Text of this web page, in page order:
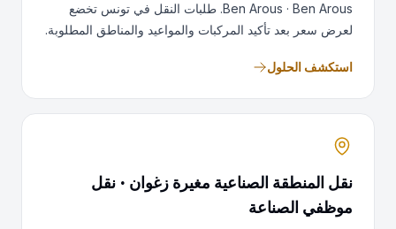
Ben Arous · Ben Arous. طلبات النقل في تونس تخضع
لعرض سعر بعد تأكيد المركبات والمواعيد والمناطق المطلوبة.
استكشف الحلول
نقل المنطقة الصناعية مغيرة زغوان · نقل
موظفي الصناعة